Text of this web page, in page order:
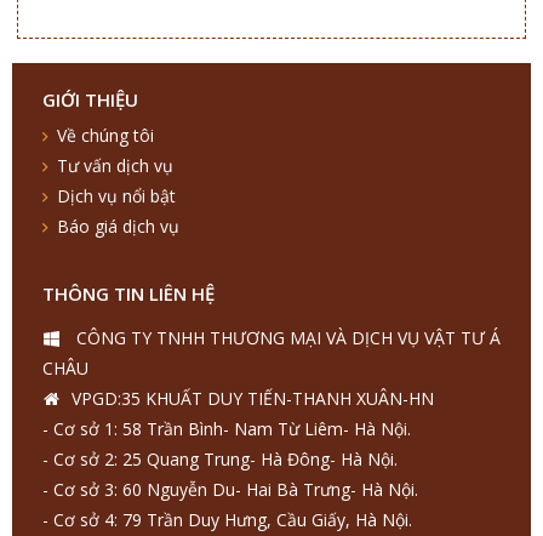
GIỚI THIỆU
Về chúng tôi
Tư vấn dịch vụ
Dịch vụ nổi bật
Báo giá dịch vụ
THÔNG TIN LIÊN HỆ
CÔNG TY TNHH THƯƠNG MẠI VÀ DỊCH VỤ VẬT TƯ Á
CHÂU
VPGD:35 KHUẤT DUY TIẾN-THANH XUÂN-HN
- Cơ sở 1: 58 Trần Bình- Nam Từ Liêm- Hà Nội.
- Cơ sở 2: 25 Quang Trung- Hà Đông- Hà Nội.
- Cơ sở 3: 60 Nguyễn Du- Hai Bà Trưng- Hà Nội.
- Cơ sở 4: 79 Trần Duy Hưng, Cầu Giấy, Hà Nội.